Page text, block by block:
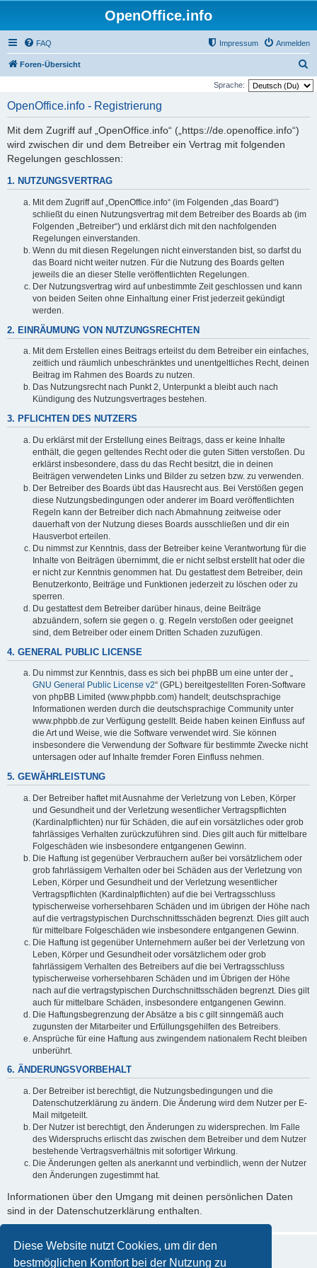
Diese Website nutzt Cookies, um dir den
bestmöglichen Komfort bei der Nutzung zu
OpenOffice.info
FAQ Anmelden
Impressum
Foren-Übersicht
u
Sprache:
OpenOffice.info - Registrierung
Mit dem Zugriff auf „OpenOffice.info“ („https://de.openoffice.info“)
wird zwischen dir und dem Betreiber ein Vertrag mit folgenden
Regelungen geschlossen:
1. NUTZUNGSVERTRAG
Mit dem Zugriff auf „OpenOffice.info“ (im Folgenden „das Board“)
schließt du einen Nutzungsvertrag mit dem Betreiber des Boards ab (im
Folgenden „Betreiber“) und erklärst dich mit den nachfolgenden
Regelungen einverstanden.
Wenn du mit diesen Regelungen nicht einverstanden bist, so darfst du
das Board nicht weiter nutzen. Für die Nutzung des Boards gelten
jeweils die an dieser Stelle veröffentlichten Regelungen.
Der Nutzungsvertrag wird auf unbestimmte Zeit geschlossen und kann
von beiden Seiten ohne Einhaltung einer Frist jederzeit gekündigt
werden.
2. EINRÄUMUNG VON NUTZUNGSRECHTEN
Mit dem Erstellen eines Beitrags erteilst du dem Betreiber ein einfaches,
zeitlich und räumlich unbeschränktes und unentgeltliches Recht, deinen
Beitrag im Rahmen des Boards zu nutzen.
Das Nutzungsrecht nach Punkt 2, Unterpunkt a bleibt auch nach
Kündigung des Nutzungsvertrages bestehen.
3. PFLICHTEN DES NUTZERS
Du erklärst mit der Erstellung eines Beitrags, dass er keine Inhalte
enthält, die gegen geltendes Recht oder die guten Sitten verstoßen. Du
erklärst insbesondere, dass du das Recht besitzt, die in deinen
Beiträgen verwendeten Links und Bilder zu setzen bzw. zu verwenden.
Der Betreiber des Boards übt das Hausrecht aus. Bei Verstößen gegen
diese Nutzungsbedingungen oder anderer im Board veröffentlichten
Regeln kann der Betreiber dich nach Abmahnung zeitweise oder
dauerhaft von der Nutzung dieses Boards ausschließen und dir ein
Hausverbot erteilen.
Du nimmst zur Kenntnis, dass der Betreiber keine Verantwortung für die
Inhalte von Beiträgen übernimmt, die er nicht selbst erstellt hat oder die
er nicht zur Kenntnis genommen hat. Du gestattest dem Betreiber, dein
Benutzerkonto, Beiträge und Funktionen jederzeit zu löschen oder zu
sperren.
Du gestattest dem Betreiber darüber hinaus, deine Beiträge
abzuändern, sofern sie gegen o. g. Regeln verstoßen oder geeignet
sind, dem Betreiber oder einem Dritten Schaden zuzufügen.
4. GENERAL PUBLIC LICENSE
Du nimmst zur Kenntnis, dass es sich bei phpBB um eine unter der „
GNU General Public License v2“ (GPL) bereitgestellten Foren-Software
von phpBB Limited (www.phpbb.com) handelt; deutschsprachige
Informationen werden durch die deutschsprachige Community unter
www.phpbb.de zur Verfügung gestellt. Beide haben keinen Einfluss auf
die Art und Weise, wie die Software verwendet wird. Sie können
insbesondere die Verwendung der Software für bestimmte Zwecke nicht
untersagen oder auf Inhalte fremder Foren Einfluss nehmen.
5. GEWÄHRLEISTUNG
Der Betreiber haftet mit Ausnahme der Verletzung von Leben, Körper
und Gesundheit und der Verletzung wesentlicher Vertragspflichten
(Kardinalpflichten) nur für Schäden, die auf ein vorsätzliches oder grob
fahrlässiges Verhalten zurückzuführen sind. Dies gilt auch für mittelbare
Folgeschäden wie insbesondere entgangenen Gewinn.
Die Haftung ist gegenüber Verbrauchern außer bei vorsätzlichem oder
grob fahrlässigem Verhalten oder bei Schäden aus der Verletzung von
Leben, Körper und Gesundheit und der Verletzung wesentlicher
Vertragspflichten (Kardinalpflichten) auf die bei Vertragsschluss
typischerweise vorhersehbaren Schäden und im übrigen der Höhe nach
auf die vertragstypischen Durchschnittsschäden begrenzt. Dies gilt auch
für mittelbare Folgeschäden wie insbesondere entgangenen Gewinn.
Die Haftung ist gegenüber Unternehmern außer bei der Verletzung von
Leben, Körper und Gesundheit oder vorsätzlichem oder grob
fahrlässigem Verhalten des Betreibers auf die bei Vertragsschluss
typischerweise vorhersehbaren Schäden und im Übrigen der Höhe
nach auf die vertragstypischen Durchschnittsschäden begrenzt. Dies gilt
auch für mittelbare Schäden, insbesondere entgangenen Gewinn.
Die Haftungsbegrenzung der Absätze a bis c gilt sinngemäß auch
zugunsten der Mitarbeiter und Erfüllungsgehilfen des Betreibers.
Ansprüche für eine Haftung aus zwingendem nationalem Recht bleiben
unberührt.
6. ÄNDERUNGSVORBEHALT
Der Betreiber ist berechtigt, die Nutzungsbedingungen und die
Datenschutzerklärung zu ändern. Die Änderung wird dem Nutzer per E-
Mail mitgeteilt.
Der Nutzer ist berechtigt, den Änderungen zu widersprechen. Im Falle
des Widerspruchs erlischt das zwischen dem Betreiber und dem Nutzer
bestehende Vertragsverhältnis mit sofortiger Wirkung.
Die Änderungen gelten als anerkannt und verbindlich, wenn der Nutzer
den Änderungen zugestimmt hat.
Informationen über den Umgang mit deinen persönlichen Daten
sind in der Datenschutzerklärung enthalten.